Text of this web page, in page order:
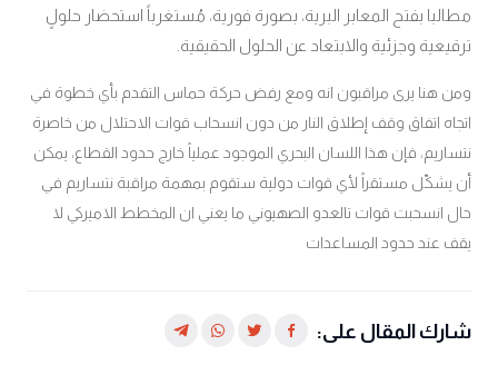
مطالبا بفتح المعابر البرية، بصورة فورية، مُستغرباً استحضار حلولٍ
ترقيعية وجزئية والابتعاد عن الحلول الحقيقية.
ومن هنا يرى مراقبون انه ومع رفض حركة حماس التقدم بأي خطوة في
اتجاه اتفاق وقف إطلاق النار من دون انسحاب قوات الاحتلال من خاصرة
نتساريم، فإن هذا اللسان البحري الموجود عملياً خارج حدود القطاع، يمكن
أن يشكّل مستقراً لأي قوات دولية ستقوم بمهمة مراقبة نتساريم في
حال انسحبت قوات تالعدو الصهيوني ما يعني ان المخطط الاميركي لا
يقف عند حدود المساعدات
شارك المقال على: